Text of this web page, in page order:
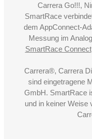
Carrera Go!!!,
SmartRace
dem AppConnect-
Messung im
SmartRace Connect
Carrera®, Carrera
sind eingetragene
GmbH. SmartRace
und in keiner Weise